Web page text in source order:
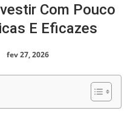
Com Pouco
E Eficazes
fev 27, 2026